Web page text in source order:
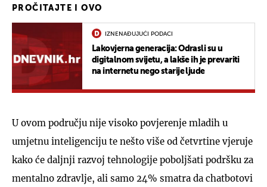
PROČITAJTE I OVO
IZNENAĐUJUĆI PODACI
Lakovjerna generacija: Odrasli su u
digitalnom svijetu, a lakše ih je prevariti
na internetu nego starije ljude
U ovom području nije visoko povjerenje mladih u
umjetnu inteligenciju te nešto više od četvrtine vjeruje
kako će daljnji razvoj tehnologije poboljšati podršku za
mentalno zdravlje, ali samo 24% smatra da chatbotovi